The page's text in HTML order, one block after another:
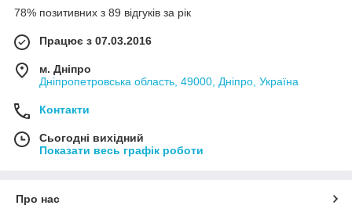
78% позитивних з 89 відгуків за рік
Працює з 07.03.2016
м. Дніпро
Дніпропетровська область, 49000, Дніпро, Україна
Контакти
Сьогодні вихідний
Показати весь графік роботи
Про нас